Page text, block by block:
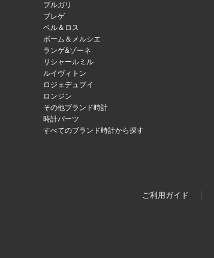
ブルガリ
ブレゲ
ベル＆ロス
ボーム＆メルシエ
ランゲ&ゾーネ
リシャールミル
ルイヴィトン
ロジェデュブイ
ロンジン
その他ブランド時計
時計パーツ
すべてのブランド時計から探す
ご利用ガイド